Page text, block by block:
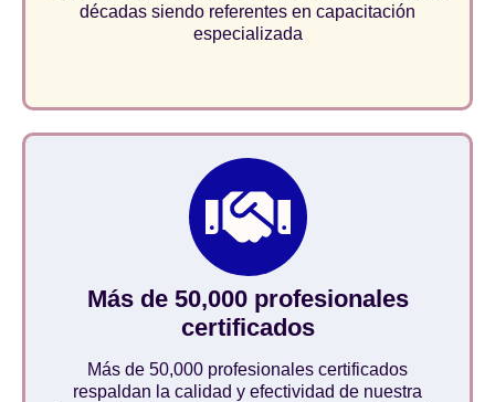
décadas siendo referentes en capacitación
especializada
Más de 50,000 profesionales
certificados
Más de 50,000 profesionales certificados
respaldan la calidad y efectividad de nuestra